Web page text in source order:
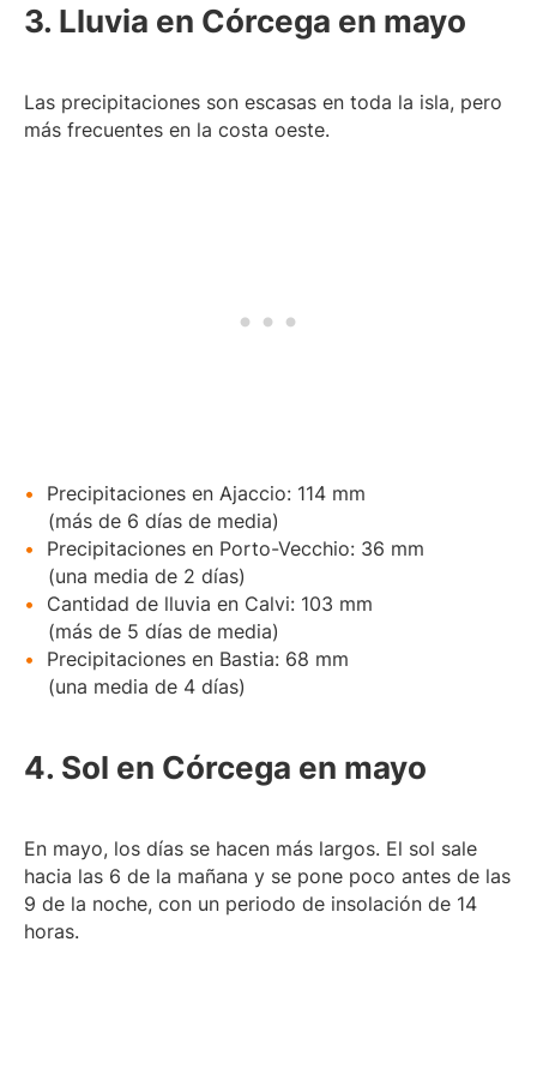
3. Lluvia en Córcega en mayo
Las precipitaciones son escasas en toda la isla, pero
más frecuentes en la costa oeste.
Precipitaciones en Ajaccio: 114 mm
(más de 6 días de media)
Precipitaciones en Porto-Vecchio: 36 mm
(una media de 2 días)
Cantidad de lluvia en Calvi: 103 mm
(más de 5 días de media)
Precipitaciones en Bastia: 68 mm
(una media de 4 días)
4. Sol en Córcega en mayo
En mayo, los días se hacen más largos. El sol sale
hacia las 6 de la mañana y se pone poco antes de las
9 de la noche, con un periodo de insolación de 14
horas.